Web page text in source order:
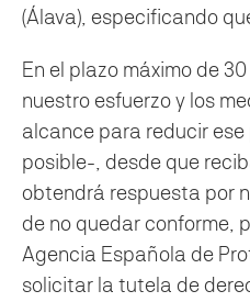
(Álava), especificando
En el plazo máximo de
nuestro esfuerzo y los
alcance para reducir ese
posible-, desde que
obtendrá respuesta por
de no quedar conforme,
Agencia Española de
solicitar la tutela de